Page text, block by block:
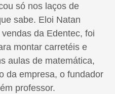
só nos laços de
sabe. Eloi Natan
da Edentec, foi
montar carretéis e
aulas de matemática,
da empresa, o fundador
professor.